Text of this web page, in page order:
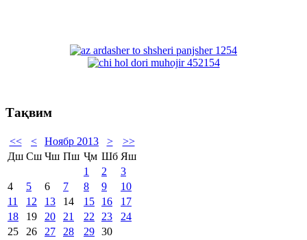
Тақвим
<< < Ноябр 2013 >
>>
Дш Сш Чш Пш Ҷм Шб Яш
1
2
3
4
5 6 7 8 9
10
11
12 13 14 15 16
17
18
19 20 21 22 23
24
25
26 27 28 29 30